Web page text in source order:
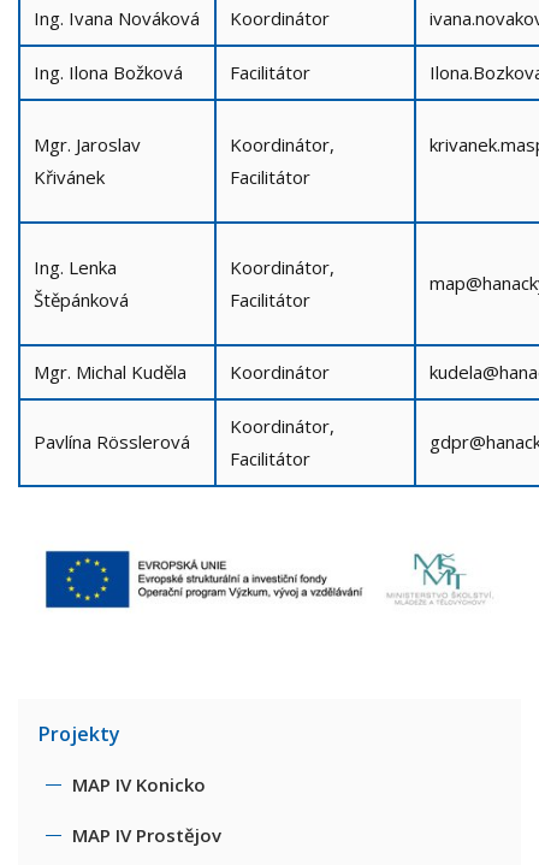
Ing. Ivana Nováková Koordinátor
Ing. Ilona Božková Facilitátor
Mgr. Jaroslav
Křivánek
Koordinátor,
Facilitátor
Ing. Lenka
Štěpánková
Koordinátor,
Facilitátor
Mgr. Michal Kuděla Koordinátor
Pavlína Rösslerová
Koordinátor,
Facilitátor
Projekty
MAP IV Konicko
MAP IV Prostějov